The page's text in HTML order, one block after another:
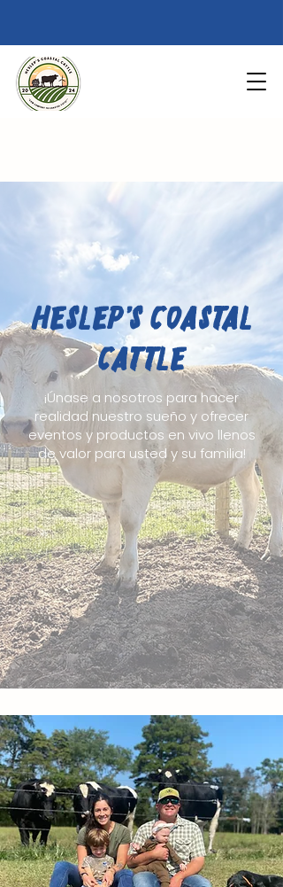
Heslep’s Coastal
Cattle
¡Únase a nosotros para hacer
realidad nuestro sueño y ofrecer
eventos y productos en vivo llenos
de valor para usted y su familia!